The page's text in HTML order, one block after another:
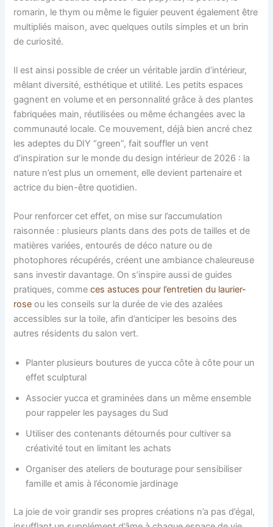
romarin, le thym ou même le figuier peuvent également être
multipliés maison, avec quelques outils simples et un brin
de curiosité.
Il est ainsi possible de créer un véritable jardin d’intérieur,
mêlant diversité, esthétique et utilité. Les petits espaces
gagnent en volume et en personnalité grâce à des plantes
fabriquées main, réutilisées ou même échangées avec la
communauté locale. Ce mouvement, déjà bien ancré chez
les adeptes du DIY “green”, fait souffler un vent
d’inspiration sur le monde du design intérieur de 2026 : la
nature n’est plus un ornement, elle devient partenaire et
actrice du bien-être quotidien.
Pour renforcer cet effet, on mise sur l’accumulation
raisonnée : plusieurs plants dans des pots de tailles et de
matières variées, entourés de déco nature ou de
photophores récupérés, créent une ambiance chaleureuse
sans investir davantage. On s’inspire aussi de guides
pratiques, commeces astuces pour l’entretien du laurier-
rose ou les conseils sur la durée de vie des azalées
accessibles sur la toile, afin d’anticiper les besoins des
autres résidents du salon vert.
Planter plusieurs boutures de yucca côte à côte pour un
effet sculptural
Associer yucca et graminées dans un même ensemble
pour rappeler les paysages du Sud
Utiliser des contenants détournés pour cultiver sa
créativité tout en limitant les achats
Organiser des ateliers de bouturage pour sensibiliser
famille et amis à l’économie jardinage
La joie de voir grandir ses propres créations n’a pas d’égal,